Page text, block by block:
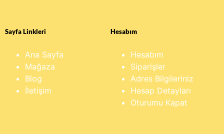
Sayfa Linkleri
Ana Sayfa
Mağaza
Blog
İletişim
Hesabım
Hesabım
Siparişler
Adres Bilgileriniz
Hesap Detayları
Oturumu Kapat